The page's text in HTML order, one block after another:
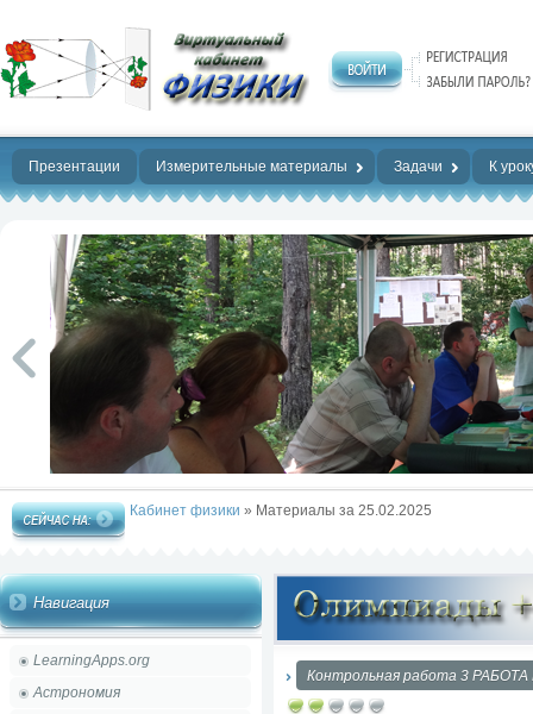
Нет предела
совершенству!
Презентации Измерительные материалы Задачи К
Кабинет физики » Материалы за 25.02.2025
Навигация
LearningApps.org
Астрономия
Контрольная работа 3